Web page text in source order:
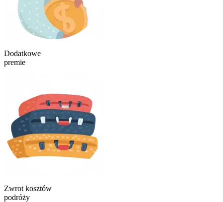
Dodatkowe
premie
Zwrot kosztów
podróży